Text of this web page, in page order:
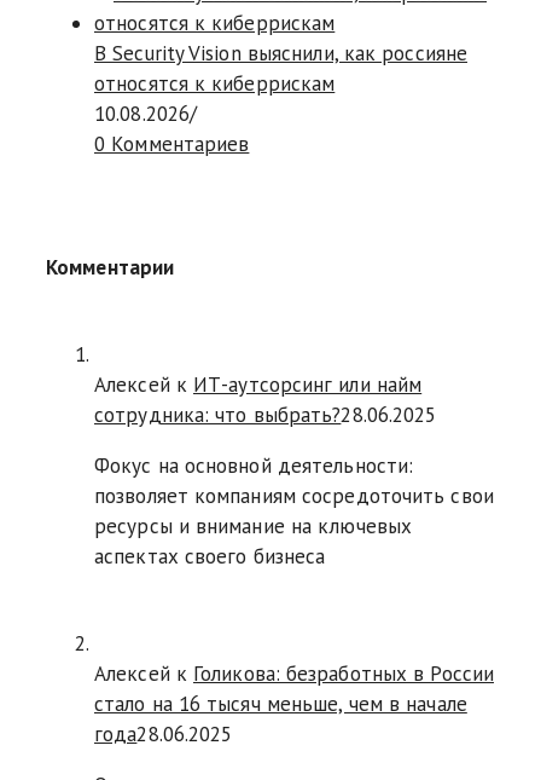
В Security Vision выяснили, как россияне
относятся к киберрискам
10.08.2026/
0 Комментариев
Комментарии
Алексей к ИТ-аутсорсинг или найм
сотрудника: что выбрать?28.06.2025
Фокус на основной деятельности:
позволяет компаниям сосредоточить свои
ресурсы и внимание на ключевых
аспектах своего бизнеса
Алексей к Голикова: безработных в России
стало на 16 тысяч меньше, чем в начале
года28.06.2025